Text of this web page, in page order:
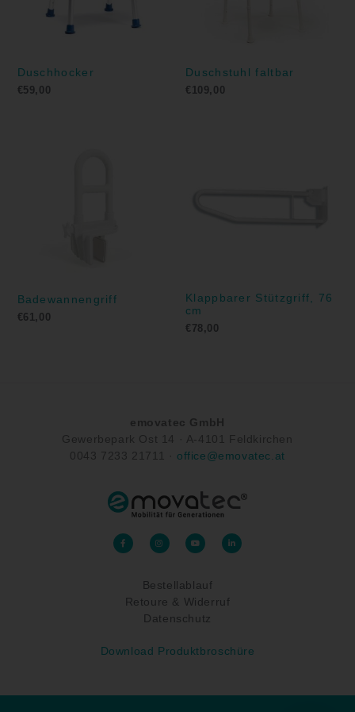
Duschhocker
€59,00
Duschstuhl faltbar
€ 109,00
Badewannengriff
€61,00
Klappbarer Stützgriff, 76
cm
€ 78,00
emovatec GmbH
Gewerbepark Ost 14 · A-4101 Feldkirchen
0043 7233 21711 · office@emovatec.at
F
a
c
I
n
s
r
a
m
Y
o
u
e
L
i
n
Bestellablauf
Retoure & Widerruf
Datenschutz
Download Produktbroschüre